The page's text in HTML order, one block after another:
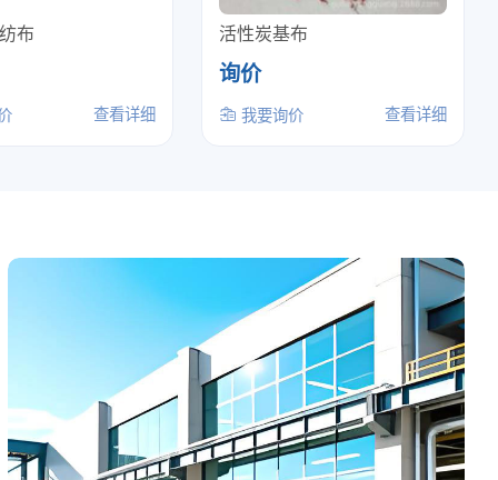
布
查看详细
活性炭基布
询价
我要询价 查看详细